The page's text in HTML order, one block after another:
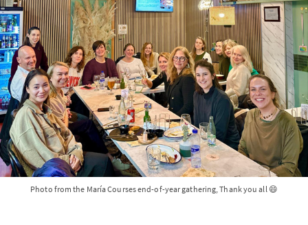
Photo from the María Courses end-of-year gathering, Thank you all 😄